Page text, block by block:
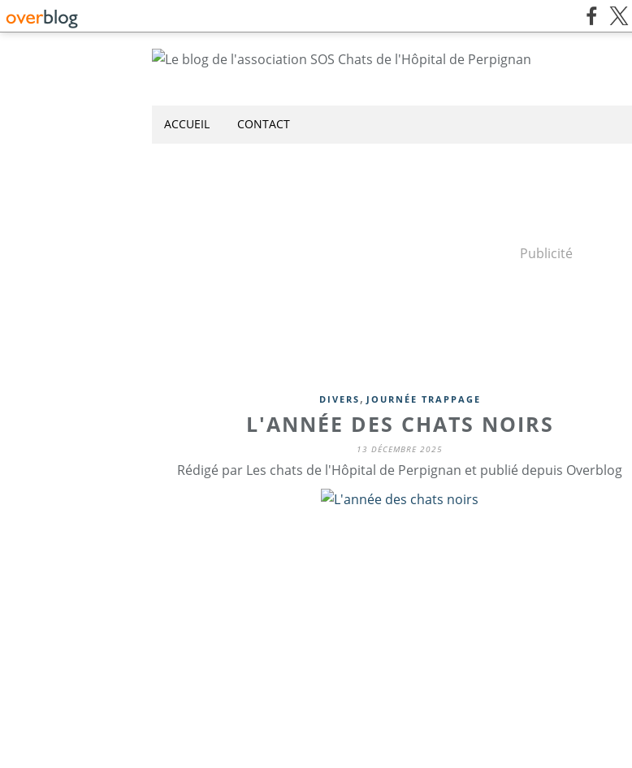
ACCUEIL CONTACT
Publicité
DIVERS , JOURNÉE TRAPPAGE
L'ANNÉE DES CHATS NOIRS
13 DÉCEMBRE 2025
Rédigé par Les chats de l'Hôpital de Perpignan et publié depuis Overblog